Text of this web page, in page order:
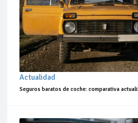
Actualidad
Seguros baratos de coche: comparativa